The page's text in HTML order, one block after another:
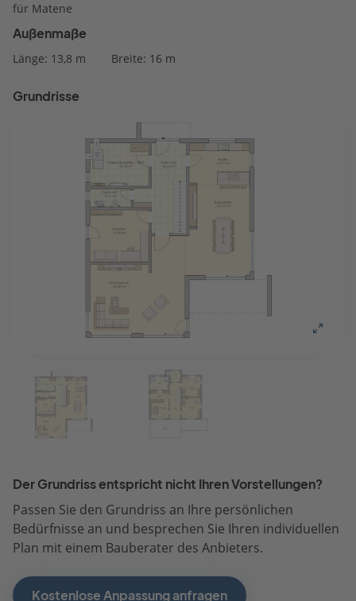
für Matene
Außenmaße
Länge: 13,8 m Breite: 16 m
Grundrisse
Der Grundriss entspricht nicht Ihren Vorstellungen?
Passen Sie den Grundriss an Ihre persönlichen
Bedürfnisse an und besprechen Sie Ihren individuellen
Plan mit einem Bauberater des Anbieters.
Kostenlose Anpassung anfragen